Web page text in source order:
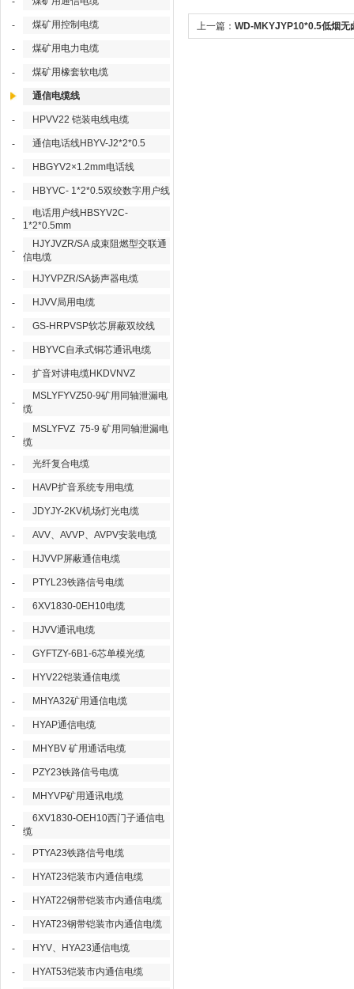
- 煤矿用控制电缆
- 煤矿用电力电缆
- 煤矿用橡套软电缆
通信电缆线
- HPVV22 铠装电线电缆
- 通信电话线HBYV-J2*2*0.5
- HBGYV2×1.2mm电话线
- HBYVC- 1*2*0.5双绞数字用户线
-
电话用户线HBSYV2C-
1*2*0.5mm
-
HJYJVZR/SA 成束阻燃型交联通
信电缆
-
HJYVPZR/SA扬声器电缆
- HJVV局用电缆
- GS-HRPVSP软芯屏蔽双绞线
- HBYVC自承式铜芯通讯电缆
- 扩音对讲电缆HKDVNVZ
-
MSLYFYVZ50-9矿用同轴泄漏电
缆
-
MSLYFVZ 75-9 矿用同轴泄漏电
缆
-
光纤复合电缆
- HAVP扩音系统专用电缆
- JDYJY-2KV机场灯光电缆
- AVV、AVVP、AVPV安装电缆
- HJVVP屏蔽通信电缆
- PTYL23铁路信号电缆
- 6XV1830-0EH10电缆
- HJVV通讯电缆
- GYFTZY-6B1-6芯单模光缆
- HYV22铠装通信电缆
- MHYA32矿用通信电缆
- HYAP通信电缆
- MHYBV 矿用通话电缆
- PZY23铁路信号电缆
- MHYVP矿用通讯电缆
-
6XV1830-OEH10西门子通信电
缆
-
PTYA23铁路信号电缆
- HYAT23铠装市内通信电缆
- HYAT22钢带铠装市内通信电缆
- HYAT23钢带铠装市内通信电缆
- HYV、HYA23通信电缆
- HYAT53铠装市内通信电缆
上一篇： WD-MKYJYP10*0.5低烟无